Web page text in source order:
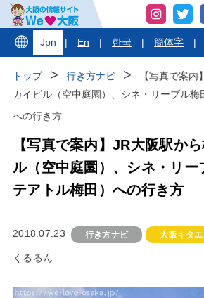
Jpn | En | 한국 | 簡体字 |
トップ 行き方ナビ
【写真で案
カイビル（空中庭園）、シネ・リーブル梅
への行き方
【写真で案内】JR大阪駅か
ル（空中庭園）、シネ・リー
テアトル梅田）への行き方
2018.07.23 行き方ナビ 大阪キタ
くるるん